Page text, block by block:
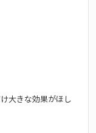
大きな効果がほし